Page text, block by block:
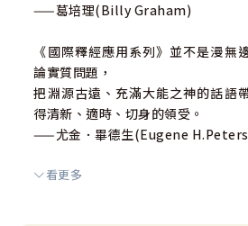
——葛培理(Billy Graham)
《國際釋經應用系列》並不是漫無
論實質問題，
把淵源古遠、充滿大能之神的話語
得清新、適時、切身的領受。
——尤金．畢德生(Eugene
《國際釋經應用系列》的出版，是
看更多